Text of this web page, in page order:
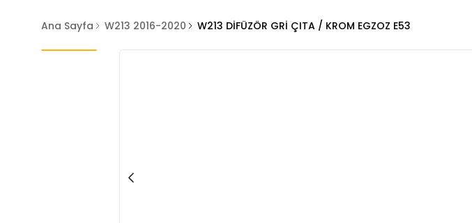
Ana Sayfa W213 2016-2020 W213 DİFÜZÖR GRİ ÇITA / KROM EGZOZ E53